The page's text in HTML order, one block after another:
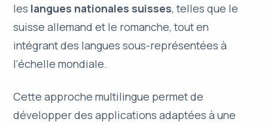
les langues nationales suisses, telles que le
suisse allemand et le romanche, tout en
intégrant des langues sous-représentées à
l’échelle mondiale.
Cette approche multilingue permet de
développer des applications adaptées à une